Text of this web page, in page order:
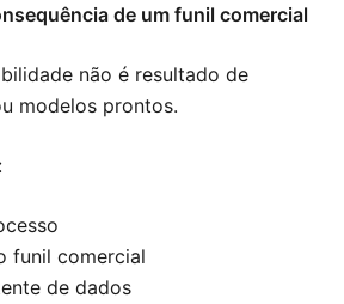
de um funil comercial
não é resultado de
modelos prontos.
funil comercial
de dados